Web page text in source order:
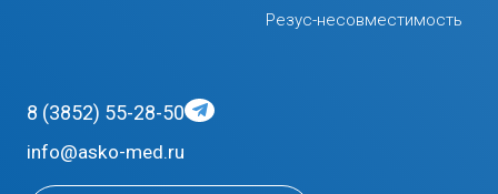
Резус-несовместимость
8 (3852) 55-28-50
info@asko-med.ru